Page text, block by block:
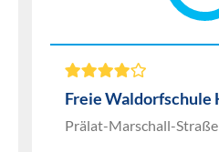
Freie Waldorfschule
Prälat-Marschall-